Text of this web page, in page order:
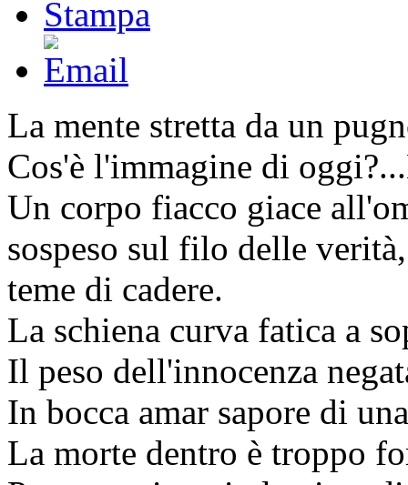
La mente stretta da un
Cos'è l'immagine di
Un corpo fiacco giace
sospeso sul filo delle verità,
teme di cadere.
La schiena curva fatica a
Il peso dell'innocenza
In bocca amar sapore di
La morte dentro è troppo